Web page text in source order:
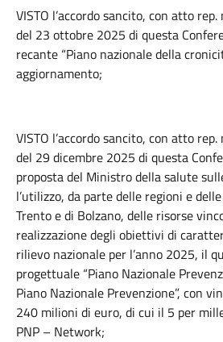
VISTO l’accordo sancito, con atto
del 23 ottobre 2025 di questa
recante “Piano nazionale della
aggiornamento;
VISTO l’accordo sancito, con atto
del 29 dicembre 2025 di questa
proposta del Ministro della salute
l’utilizzo, da parte delle regioni e
Trento e di Bolzano, delle risorse
realizzazione degli obiettivi di
rilievo nazionale per l’anno 2025, il
progettuale “Piano Nazionale
Piano Nazionale Prevenzione”, con
240 milioni di euro, di cui il 5 per
PNP – Network;